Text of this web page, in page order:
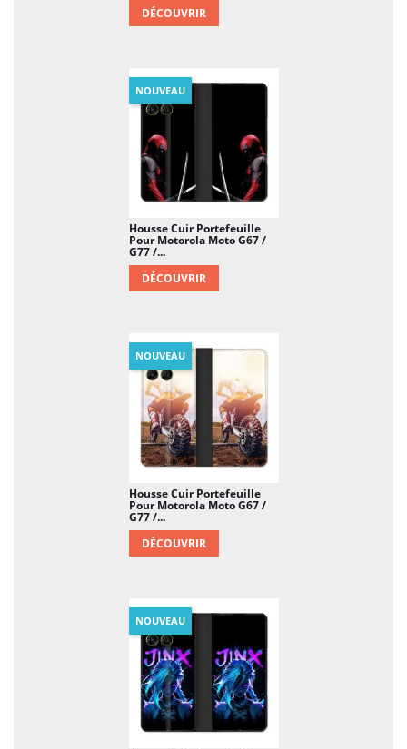
DÉCOUVRIR
Housse Cuir Portefeuille
Pour Motorola Moto G67 /
G77 /...
DÉCOUVRIR
NOUVEAU
Housse Cuir Portefeuille
Pour Motorola Moto G67 /
G77 /...
DÉCOUVRIR
NOUVEAU
NOUVEAU